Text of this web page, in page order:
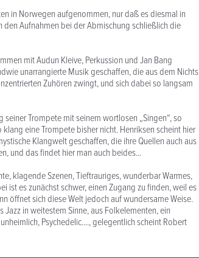
in Norwegen aufgenommen, nur daß es diesmal in
Aufnahmen bei der Abmischung schließlich die
mit Audun Kleive, Perkussion und Jan Bang
unarrangierte Musik geschaffen, die aus dem Nichts
Zuhören zwingt, und sich dabei so langsam
Trompete mit seinem wortlosen „Singen“, so
eine Trompete bisher nicht. Henriksen scheint hier
Klangwelt geschaffen, die ihre Quellen auch aus
und das findet hier man auch beides...
klagende Szenen, Tieftrauriges, wunderbar Warmes,
ist es zunächst schwer, einen Zugang zu finden, weil es
öffnet sich diese Welt jedoch auf wundersame Weise.
in weitestem Sinne, aus Folkelementen, ein
Psychedelic...., gelegentlich scheint Robert